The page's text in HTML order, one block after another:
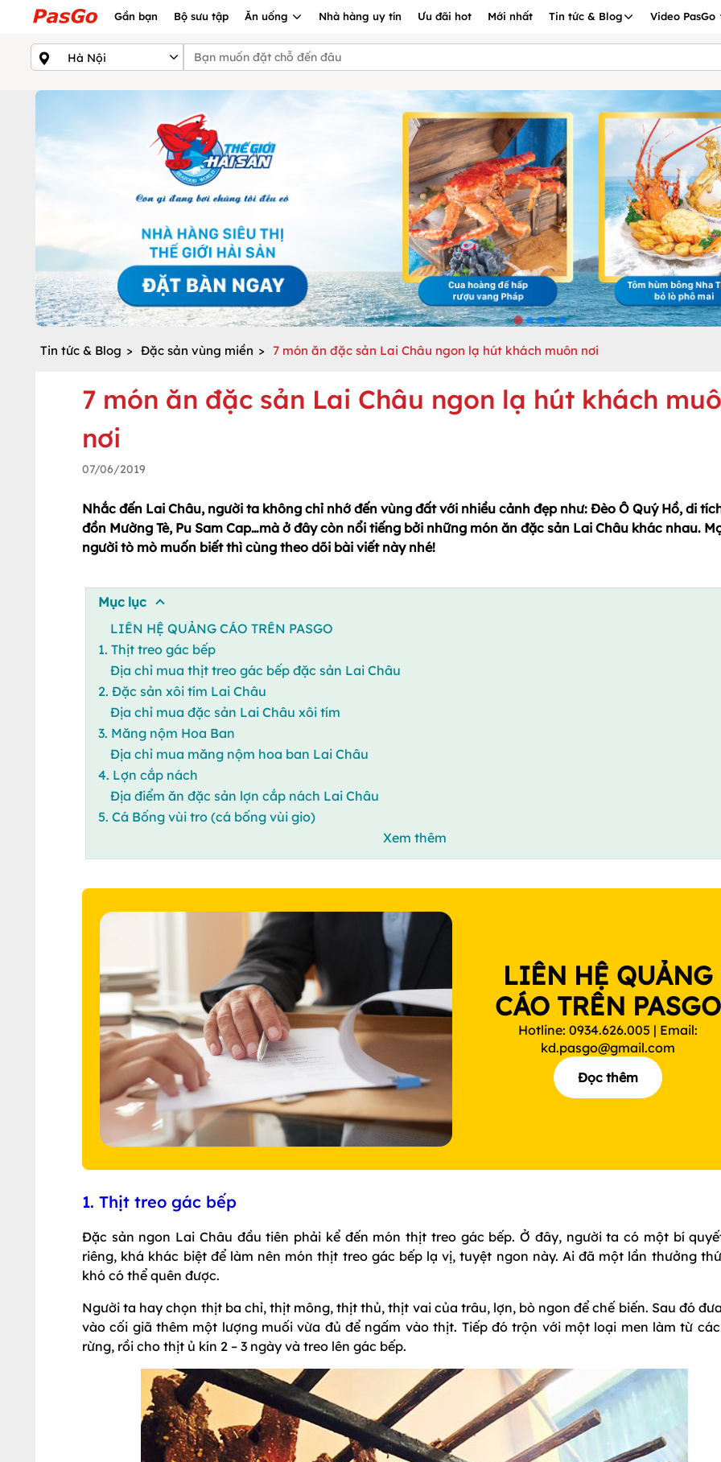
Gần bạn Bộ sưu tập Ăn uống Nhà hàng uy tín Ưu đãi hot Mới nhất Tin tức & Blog Video PasGo
Tin tức & Blog > Đặc sản vùng miền > 7 món ăn đặc sản Lai Châu ngon lạ hút khách muôn nơi
7 món ăn đặc sản Lai Châu ngon lạ hút khách
nơi
07/06/2019
Nhắc đến Lai Châu, người ta không chỉ nhớ đến vùng đất với nhiều cảnh đẹp như: Đèo Ô Quý Hồ, di
đồn Mường Tè, Pu Sam Cap…mà ở đây còn nổi tiếng bởi những món ăn đặc sản Lai Châu khác nhau.
người tò mò muốn biết thì cùng theo dõi bài viết này nhé!
Mục lục
LIÊN HỆ QUẢNG CÁO TRÊN PASGO
1. Thịt treo gác bếp
Địa chỉ mua thịt treo gác bếp đặc sản Lai Châu
2. Đặc sản xôi tím Lai Châu
Địa chỉ mua đặc sản Lai Châu xôi tím
3. Măng nộm Hoa Ban
Địa chỉ mua măng nộm hoa ban Lai Châu
4. Lợn cắp nách
Địa điểm ăn đặc sản lợn cắp nách Lai Châu
5. Cá Bống vùi tro (cá bống vùi gio)
Xem thêm
LIÊN HỆ QUẢNG
CÁO TRÊN PASGO
Hotline: 0934.626.005 | Email:
kd.pasgo@gmail.com
Đọc thêm
1. Thịt treo gác bếp
Đặc sản ngon Lai Châu đầu tiên phải kể đến món thịt treo gác bếp. Ở đây, người ta có một bí
riêng, khá khác biệt để làm nên món thịt treo gác bếp lạ vị, tuyệt ngon này. Ai đã một lần thưởng
khó có thể quên được.
Người ta hay chọn thịt ba chỉ, thịt mông, thịt thủ, thịt vai của trâu, lợn, bò ngon để chế biến. Sau đó
vào cối giã thêm một lượng muối vừa đủ để ngấm vào thịt. Tiếp đó trộn với một loại men làm từ
rừng, rồi cho thịt ủ kín 2 – 3 ngày và treo lên gác bếp.